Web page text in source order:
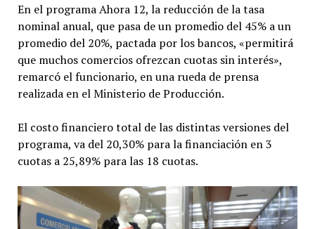
En el programa Ahora 12, la reducción de la tasa
nominal anual, que pasa de un promedio del 45% a un
promedio del 20%, pactada por los bancos, «permitirá
que muchos comercios ofrezcan cuotas sin interés»,
remarcó el funcionario, en una rueda de prensa
realizada en el Ministerio de Producción.
El costo financiero total de las distintas versiones del
programa, va del 20,30% para la financiación en 3
cuotas a 25,89% para las 18 cuotas.